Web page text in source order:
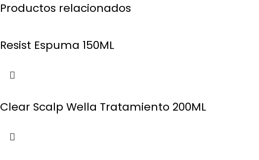
Productos relacionados
Resist Espuma 150ML
Clear Scalp Wella Tratamiento 200ML